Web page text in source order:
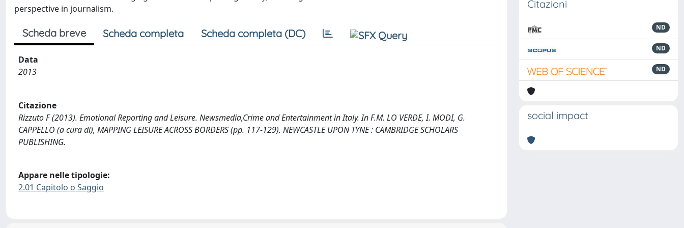
perspective in journalism.
Scheda breve Scheda completa Scheda completa (DC)
Data
2013
Citazione
Rizzuto F (2013). Emotional Reporting and Leisure. Newsmedia,Crime and Entertainment in Italy. In F.M. LO VERDE, I. MODI, G.
CAPPELLO (a cura di), MAPPING LEISURE ACROSS BORDERS (pp. 117-129). NEWCASTLE UPON TYNE : CAMBRIDGE SCHOLARS
PUBLISHING.
Appare nelle tipologie:
2.01 Capitolo o Saggio
Citazioni
ND
ND
ND
social impact